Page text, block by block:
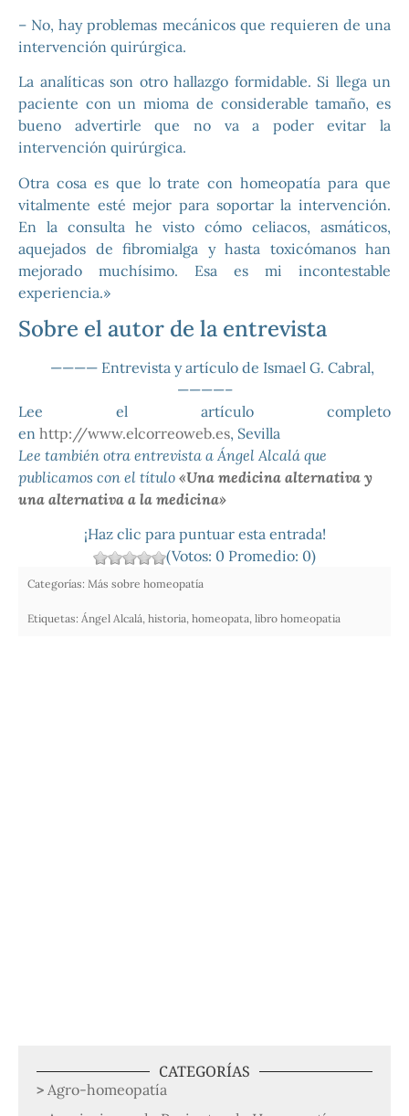
CATEGORÍAS
Agro-homeopatía
– No, hay problemas mecánicos que requieren de una
intervención quirúrgica.
La analíticas son otro hallazgo formidable. Si llega un
paciente con un mioma de considerable tamaño, es
bueno advertirle que no va a poder evitar la
intervención quirúrgica.
Otra cosa es que lo trate con homeopatía para que
vitalmente esté mejor para soportar la intervención.
En la consulta he visto cómo celiacos, asmáticos,
aquejados de fibromialga y hasta toxicómanos han
mejorado muchísimo. Esa es mi incontestable
experiencia.»
Sobre el autor de la entrevista
———— Entrevista y artículo de Ismael G. Cabral,
————–
Lee el artículo completo
en http://www.elcorreoweb.es, Sevilla
Lee también otra entrevista a Ángel Alcalá que
publicamos con el título «Una medicina alternativa y
una alternativa a la medicina»
¡Haz clic para puntuar esta entrada!
(Votos: 0 Promedio: 0)
Categorías: Más sobre homeopatía
Etiquetas: Ángel Alcalá, historia, homeopata, libro homeopatia